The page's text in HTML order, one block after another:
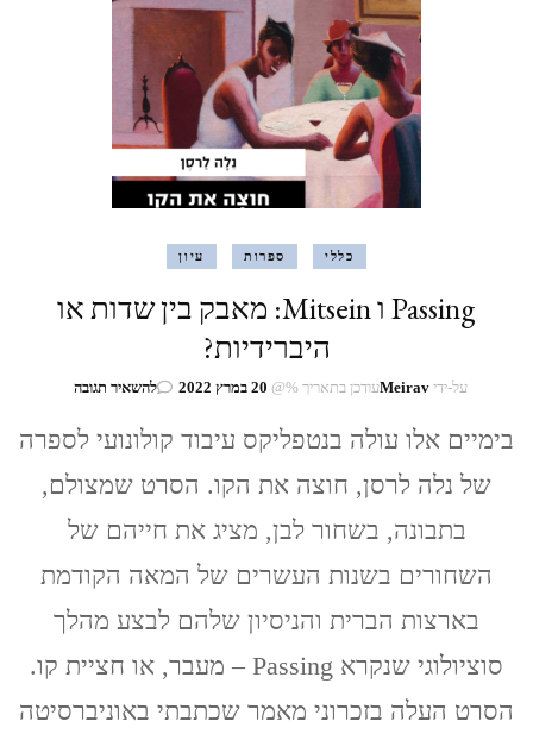
כללי ספרות עיון
Passing ו Mitsein: מאבק בין שדות או
היברידיות?
על-ידיMeiravעודכן בתאריך %@ 20 במרץ 2022 להשאיר תגובהבנושא
ו
מאבק
שדות
היברידיות?
בימיים אלו עולה בנטפליקס עיבוד קולונועי לספרה
של נלה לרסן, חוצה את הקו. הסרט שמצולם,
בתבונה, בשחור לבן, מציג את חייהם של
השחורים בשנות העשרים של המאה הקודמת
בארצות הברית והניסיון שלהם לבצע מהלך
סוציולוגי שנקרא Passing – מעבר, או חציית קו.
הסרט העלה בזכרוני מאמר שכתבתי באוניברסיטה